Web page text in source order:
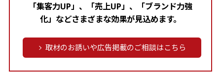
「集客力UP」、「売上UP」、「ブランド力強
化」などさまざまな効果が見込めます。
取材のお誘いや広告掲載のご相談はこちら